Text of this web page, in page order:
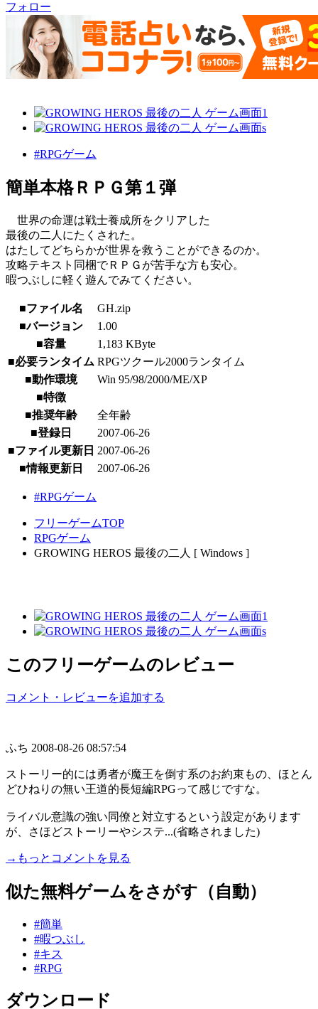
フォロー
#RPGゲーム
簡単本格ＲＰＧ第１弾
世界の命運は戦士養成所をクリアした
最後の二人にたくされた。
はたしてどちらかが世界を救うことができるのか。
攻略テキスト同梱でＲＰＧが苦手な方も安心。
暇つぶしに軽く遊んでみてください。
■ファイル名
GH.zip
■バージョン
1.00
■容量
1,183 KByte
■必要ランタイム RPGツクール2000ランタイム
■動作環境
Win 95/98/2000/ME/XP
■特徴
■推奨年齢
全年齢
■登録日
2007-06-26
■ファイル更新日 2007-06-26
■情報更新日
2007-06-26
#RPGゲーム
フリーゲームTOP
RPGゲーム
GROWING HEROS 最後の二人 [ Windows ]
このフリーゲームのレビュー
コメント・レビューを追加する
ふち 2008-08-26 08:57:54
ストーリー的には勇者が魔王を倒す系のお約束もの、ほとん
どひねりの無い王道的長短編RPGって感じですな。
ライバル意識の強い同僚と対立するという設定があります
が、さほどストーリーやシステ...(省略されました)
→もっとコメントを見る
似た無料ゲームをさがす（自動）
#簡単
#暇つぶし
#キス
#RPG
ダウンロード